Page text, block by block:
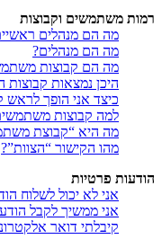
רמות משתמשים וקבוצות
מה הם מנהלים
מה הם מנהלים?
מה הם קבוצות
היכן נמצאות
כיצד אני הופך
למה קבוצות
מה היא “קבוצת
מהו הקישור “הצוות”?
הודעות פרטיות
אני לא יכול לשלוח
אני ממשיך לקבל
קיבלתי דואר